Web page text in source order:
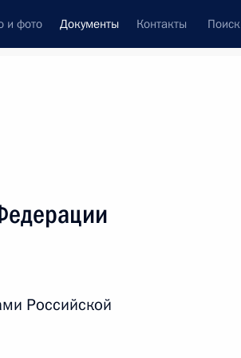
и фото Документы Контакты Поиск
Российской